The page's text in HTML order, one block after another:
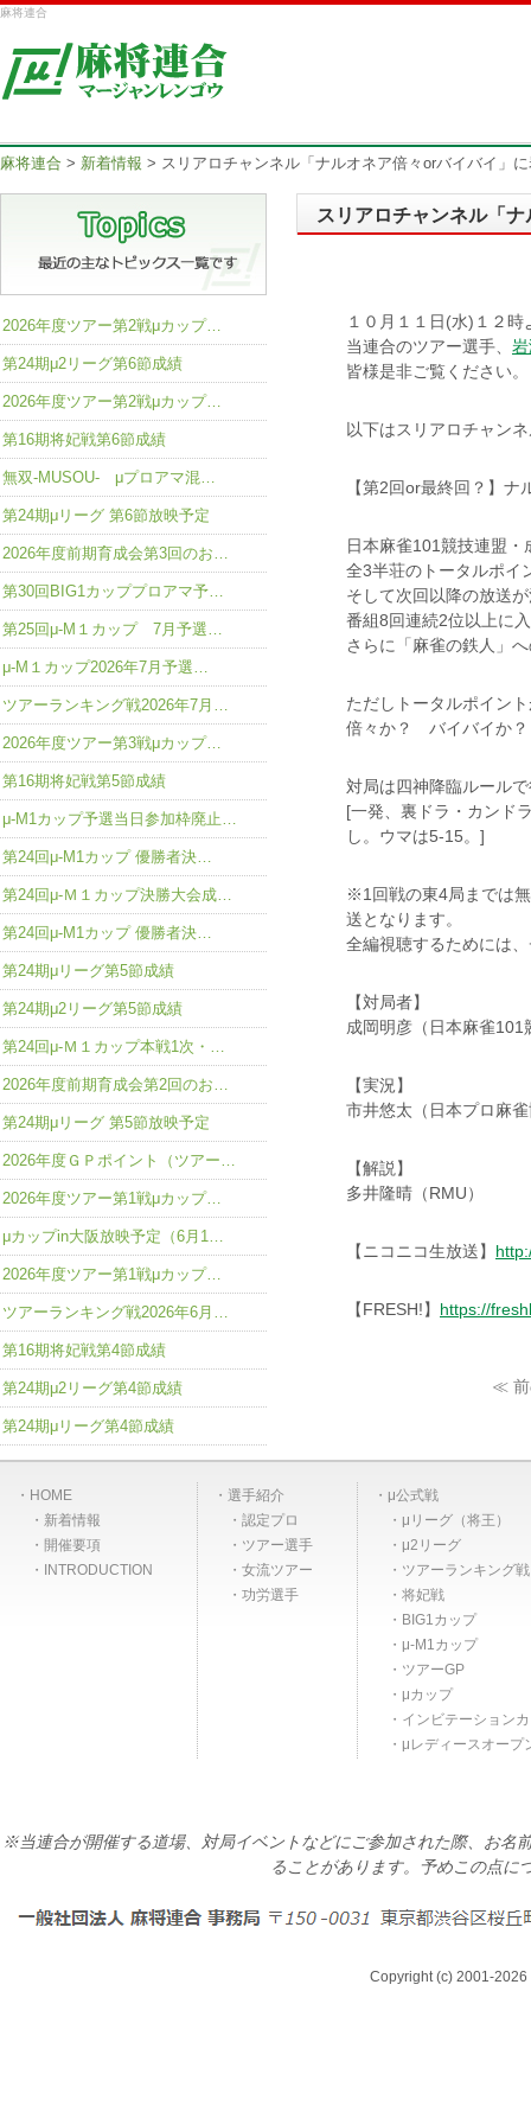
麻将連合
麻将連合 > 新着情報 > スリアロチャンネル「ナルオネア倍々orバイバイ」
スリアロチャンネル「
１０月１１日(水)１２
当連合のツアー選手、
皆様是非ご覧ください。
以下はスリアロチャン
【第2回or最終回？】
日本麻雀101競技連盟
全3半荘のトータルポイ
そして次回以降の放送
番組8回連続2位以上に
さらに「麻雀の鉄人」
ただしトータルポイン
倍々か？ バイバイか？
対局は四神降臨ルール
[一発、裏ドラ・カンド
し。ウマは5-15。]
※1回戦の東4局までは
送となります。
全編視聴するためには
【対局者】
成岡明彦（日本麻雀101
【実況】
市井悠太（日本プロ麻
【解説】
多井隆晴（RMU）
【ニコニコ生放送】
【FRESH!】 https://
≪ 前
2026年度ツアー第2戦μカップ…
第24期μ2リーグ第6節成績
2026年度ツアー第2戦μカップ…
第16期将妃戦第6節成績
無双-MUSOU- μプロアマ混…
第24期μリーグ 第6節放映予定
2026年度前期育成会第3回のお…
第30回BIG1カッププロアマ予…
第25回μ-M１カップ 7月予選…
μ-M１カップ2026年7月予選…
ツアーランキング戦2026年7月…
2026年度ツアー第3戦μカップ…
第16期将妃戦第5節成績
μ-M1カップ予選当日参加枠廃止…
第24回μ-M1カップ 優勝者決…
第24回μ-Ｍ１カップ決勝大会成…
第24回μ-M1カップ 優勝者決…
第24期μリーグ第5節成績
第24期μ2リーグ第5節成績
第24回μ-Ｍ１カップ本戦1次・…
2026年度前期育成会第2回のお…
第24期μリーグ 第5節放映予定
2026年度ＧＰポイント（ツアー…
2026年度ツアー第1戦μカップ…
μカップin大阪放映予定（6月1…
2026年度ツアー第1戦μカップ…
ツアーランキング戦2026年6月…
第16期将妃戦第4節成績
第24期μ2リーグ第4節成績
第24期μリーグ第4節成績
HOME
新着情報
開催要項
INTRODUCTION
選手紹介
認定プロ
ツアー選手
女流ツアー
功労選手
μ公式戦
μリーグ（将王）
μ2リーグ
ツアーランキング
将妃戦
BIG1カップ
μ-M1カップ
ツアーGP
μカップ
インビテーション
μレディースオープ
※当連合が開催する道場、対局イベントなどにご参加された際、お名
ることがあります。予めこの点に
Copyright (c) 2001-